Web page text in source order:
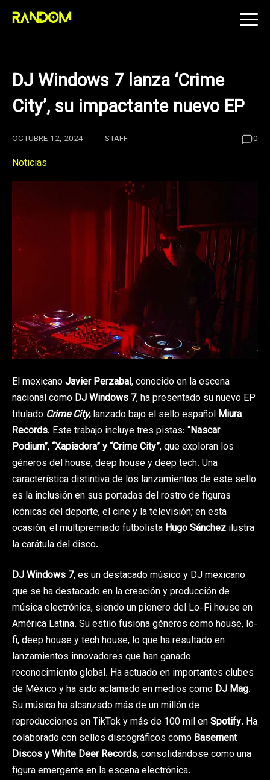
Skip
DJ Windows 7 lanza ‘Crime
City’, su impactante nuevo EP
OCTUBRE 12, 2024 STAFF 0
Noticias
El mexicanoJavier Perzabal, conocido en la escena
nacional como DJ Windows 7, ha presentado su nuevo EP
titulado Crime City,lanzado bajo el sello español Miura
Records. Este trabajo incluye tres pistas: “Nascar
Podium”,“Xapiadora” y “Crime City”, que exploran los
géneros del house, deep house y deep tech. Una
característica distintiva de los lanzamientos de este sello
es la inclusión en sus portadas del rostro de figuras
icónicas del deporte, el cine y la televisión; en esta
ocasión, el multipremiado futbolista Hugo Sánchez ilustra
la carátula del disco.
DJ Windows 7, es un destacado músico y DJ mexicano
que se ha destacado en la creación y producción de
música electrónica, siendo un pionero del Lo-Fi house en
América Latina. Su estilo fusiona géneros como house, lo-
fi, deep house y tech house, lo que ha resultado en
lanzamientos innovadores que han ganado
reconocimiento global. Ha actuado en importantes clubes
de México y ha sido aclamado en medios como DJ Mag.
Su música ha alcanzado más de un millón de
reproducciones en TikTok y más de 100 mil enSpotify. Ha
colaborado con sellos discográficos como Basement
Discos y White Deer Records, consolidándose como una
figura emergente en la escena electrónica.